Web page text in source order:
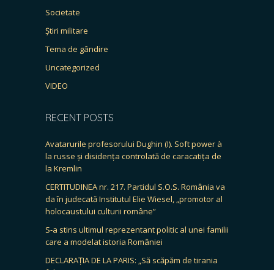
Societate
Știri militare
Tema de gândire
Uncategorized
VIDEO
RECENT POSTS
Avatarurile profesorului Dughin (I). Soft power à
la russe și disidența controlată de caracatița de
la Kremlin
CERTITUDINEA nr. 217. Partidul S.O.S. România va
da în judecată Institutul Elie Wiesel, „promotor al
holocaustului culturii române”
S-a stins ultimul reprezentant politic al unei familii
care a modelat istoria României
DECLARAȚIA DE LA PARIS: „Să scăpăm de tirania